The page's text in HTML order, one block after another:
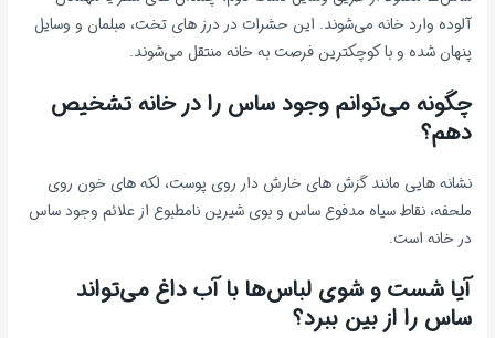
آلوده وارد خانه می‌شوند. این حشرات در درز های تخت، مبلمان و وسایل
پنهان شده و با کوچکترین فرصت به خانه منتقل می‌شوند.
چگونه می‌توانم وجود ساس را در خانه تشخیص
دهم؟
نشانه هایی مانند گزش های خارش دار روی پوست، لکه های خون روی
ملحفه، نقاط سیاه مدفوع ساس و بوی شیرین نامطبوع از علائم وجود ساس
در خانه است.
آیا شست و شوی لباس‌ها با آب داغ می‌تواند
ساس را از بین ببرد؟